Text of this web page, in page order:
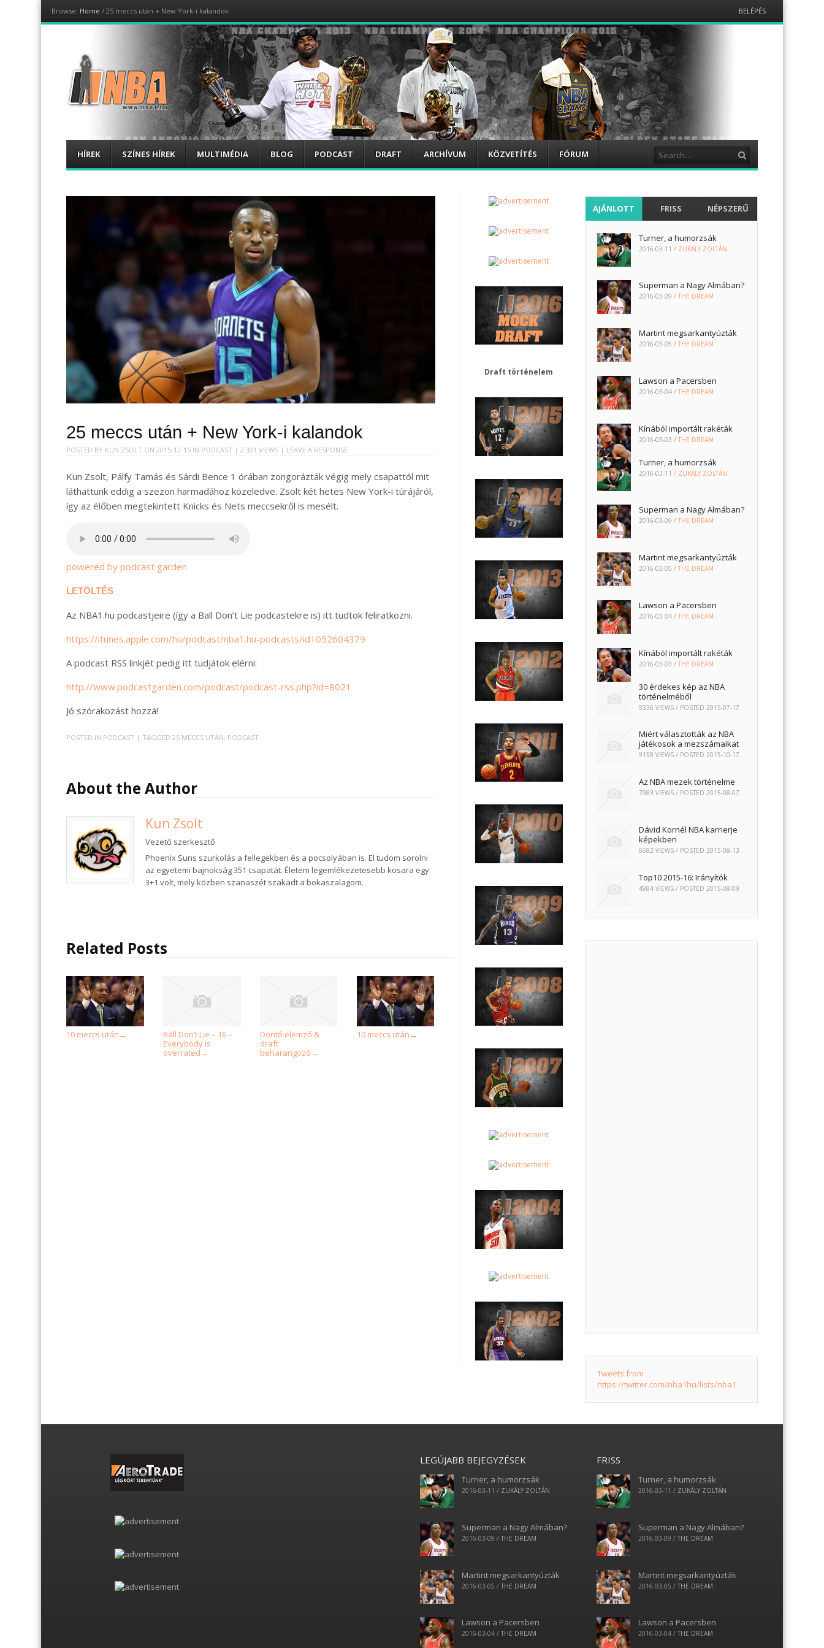
Browse: Home / 25 meccs után + New York-i kalandok Menu
Skip
to
BELÉPÉS
NBA1
Menu
content
HÍREK SZÍNES HÍREK MULTIMÉDIA BLOG PODCAST DRAFT ARCHÍVUM KÖZVETÍTÉS FÓRUM
25 meccs után + New York-i kalandok
POSTED BY KUN ZSOLT ON 2015-12-15 IN PODCAST | 2 301 VIEWS | LEAVE A RESPONSE
Kun Zsolt, Pálfy Tamás és Sárdi Bence 1 órában zongorázták végig mely csapattól mit
láthattunk eddig a szezon harmadához közeledve. Zsolt két hetes New York-i túrájáról,
így az élőben megtekintett Knicks és Nets meccsekről is mesélt.
powered by podcast garden
LETÖLTÉS
Az NBA1.hu podcastjeire (így a Ball Don’t Lie podcastekre is) itt tudtok feliratkozni.
https://itunes.apple.com/hu/podcast/nba1.hu-podcasts/id1052604379
A podcast RSS linkjét pedig itt tudjátok elérni:
http://www.podcastgarden.com/podcast/podcast-rss.php?id=8021
Jó szórakozást hozzá!
POSTED IN PODCAST | TAGGED 25 MECCS UTÁN, PODCAST
About the Author
Kun Zsolt
Vezető szerkesztő
Phoenix Suns szurkolás a fellegekben és a pocsolyában is. El tudom sorolni
az egyetemi bajnokság 351 csapatát. Életem legemlékezetesebb kosara egy
3+1 volt, mely közben szanaszét szakadt a bokaszalagom.
Related Posts
10 meccs után →
Ball Don’t Lie – 16 –
Everybody is
overrated →
Döntő elemző &
draft
beharangozó →
10 meccs után →
AJÁNLOTT FRISS NÉPSZERŰ
Turner, a humorzsák
2016-03-11 / ZUKÁLY ZOLTÁN
Superman a Nagy Almában?
2016-03-09 /THE DREAM
Martint megsarkantyúzták
2016-03-05 /THE DREAM
Lawson a Pacersben
2016-03-04 /THE DREAM
Kínából importált rakéták
2016-03-03 /THE DREAM
Turner, a humorzsák
2016-03-11 / ZUKÁLY ZOLTÁN
Superman a Nagy Almában?
2016-03-09 /THE DREAM
Martint megsarkantyúzták
2016-03-05 /THE DREAM
Lawson a Pacersben
2016-03-04 /THE DREAM
Kínából importált rakéták
2016-03-03 /THE DREAM
30 érdekes kép az NBA
történelméből
9336 VIEWS / POSTED 2015-07-17
Miért választották az NBA
játékosok a mezszámaikat
9158 VIEWS / POSTED2015-10-17
Az NBA mezek történelme
7983 VIEWS / POSTED2015-08-07
Dávid Kornél NBA karrierje
képekben
6682 VIEWS / POSTED2015-08-13
Top10 2015-16: Irányítók
4984 VIEWS / POSTED 2015-08-09
Tweets from
https://twitter.com/nba1hu/lists/nba1
Draft történelem
LEGÚJABB BEJEGYZÉSEK
Turner, a humorzsák
2016-03-11 / ZUKÁLY ZOLTÁN
Superman a Nagy Almában?
2016-03-09 / THE DREAM
Martint megsarkantyúzták
2016-03-05 / THE DREAM
Lawson a Pacersben
2016-03-04 / THE DREAM
FRISS
Turner, a humorzsák
2016-03-11 / ZUKÁLY ZOLTÁN
Superman a Nagy Almában?
2016-03-09 /THE DREAM
Martint megsarkantyúzták
2016-03-05 /THE DREAM
Lawson a Pacersben
2016-03-04 /THE DREAM